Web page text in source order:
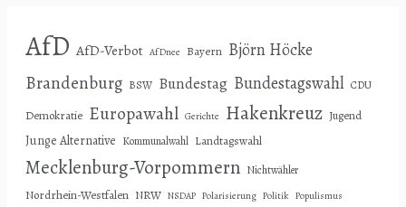
AfD AfD-Verbot AfDnee Bayern Björn Höcke
Brandenburg BSW Bundestag Bundestagswahl CDU
Demokratie Europawahl Gerichte Hakenkreuz Jugend
Junge Alternative Kommunalwahl Landtagswahl
Mecklenburg-Vorpommern Nichtwähler
Nordrhein-Westfalen NRW NSDAP Polarisierung Politik Populismus